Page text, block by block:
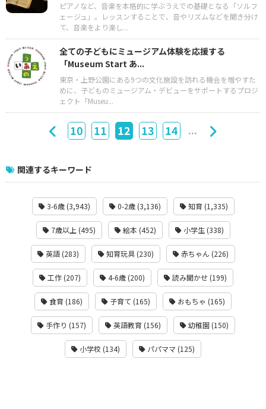
ピアノなど、音楽を本格的に学ぶうえでの基礎となる「ソルフ
ェージュ」。レッスンすることで、音やリズムなどを聞き分け
て、音楽をより楽し...
全ての子どもにミュージアム体験を応援する
「Museum Start あ...
東京・上野公園にある9つの文化施設を訪れる機会を増やすた
めに、子どものミュージアム・デビューをサポートするプロジ
ェクト「Museu...
10 11 12 13 14 ...
関連するキーワード
3-6歳 (3,943) 0-2歳 (3,136) 知育 (1,335)
7歳以上 (495) 絵本 (452) 小学生 (338)
英語 (283) 知育玩具 (230) 赤ちゃん (226)
工作 (207) 4-6歳 (200) 読み聞かせ (199)
食育 (186) 子育て (165) おもちゃ (165)
手作り (157) 英語教育 (156) 幼稚園 (150)
小学校 (134) パパママ (125)